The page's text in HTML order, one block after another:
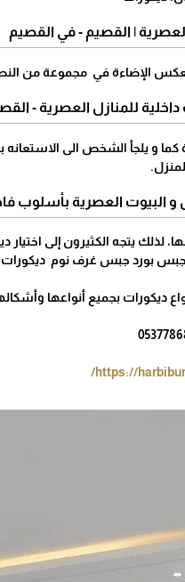
| القصيم - في القصيم
الإضاءة في مجموعة من
للمنازل العصرية -
كما و يلجأ الشخص الى
و البيوت العصرية بأسلوب
لذلك يتجه الكثيرون إلى
بورد جبس غرف نوم
ديكورات بجميع أنواعها
https://